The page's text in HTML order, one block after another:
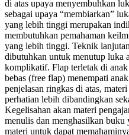
di atas upaya menyembuhkan
sebagai upaya “membiarkan”
yang lebih tinggi merupakan
membutuhkan pemahaman
yang lebih tinggi. Teknik
dibutuhkan untuk menutup luka
komplikatif. Flap terletak di
bebas (free flap) menempati
penjelasan ringkas di atas,
perhatian lebih dibandingkan
Kegelisahan akan materi
menulis dan menghasilkan buku
materi untuk dapat